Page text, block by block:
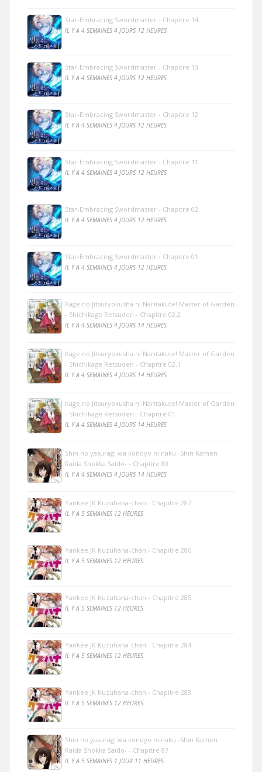
Star-Embracing Swordmaster - Chapitre 14
IL Y A 4 SEMAINES 4 JOURS 12 HEURES
Star-Embracing Swordmaster - Chapitre 13
IL Y A 4 SEMAINES 4 JOURS 12 HEURES
Star-Embracing Swordmaster - Chapitre 12
IL Y A 4 SEMAINES 4 JOURS 12 HEURES
Star-Embracing Swordmaster - Chapitre 11
IL Y A 4 SEMAINES 4 JOURS 12 HEURES
Star-Embracing Swordmaster - Chapitre 02
IL Y A 4 SEMAINES 4 JOURS 12 HEURES
Star-Embracing Swordmaster - Chapitre 01
IL Y A 4 SEMAINES 4 JOURS 12 HEURES
Kage no Jitsuryokusha ni Naritakute! Master of Garden
- Shichikage Retsuden - Chapitre 02.2
IL Y A 4 SEMAINES 4 JOURS 14 HEURES
Kage no Jitsuryokusha ni Naritakute! Master of Garden
- Shichikage Retsuden - Chapitre 02.1
IL Y A 4 SEMAINES 4 JOURS 14 HEURES
Kage no Jitsuryokusha ni Naritakute! Master of Garden
- Shichikage Retsuden - Chapitre 01
IL Y A 4 SEMAINES 4 JOURS 14 HEURES
Shin no yasuragi wa konoyo ni naku -Shin Kamen
Raida Shokka Saido- - Chapitre 80
IL Y A 4 SEMAINES 4 JOURS 14 HEURES
Yankee JK Kuzuhana-chan - Chapitre 287
IL Y A 5 SEMAINES 12 HEURES
Yankee JK Kuzuhana-chan - Chapitre 286
IL Y A 5 SEMAINES 12 HEURES
Yankee JK Kuzuhana-chan - Chapitre 285
IL Y A 5 SEMAINES 12 HEURES
Yankee JK Kuzuhana-chan - Chapitre 284
IL Y A 5 SEMAINES 12 HEURES
Yankee JK Kuzuhana-chan - Chapitre 283
IL Y A 5 SEMAINES 12 HEURES
Shin no yasuragi wa konoyo ni naku -Shin Kamen
Raida Shokka Saido- - Chapitre 87
IL Y A 5 SEMAINES 1 JOUR 11 HEURES